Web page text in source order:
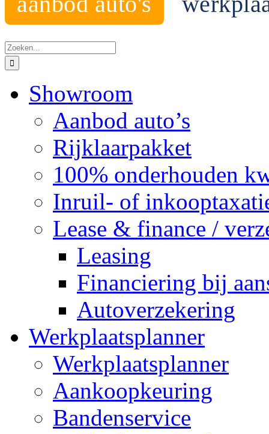
naar:
Showroom
Aanbod auto’s
Rijklaarpakket
100% onderhouden
Inruil- of
Lease & finance /
Leasing
Financiering bij
Autoverzekering
Werkplaatsplanner
Werkplaatsplanner
Aankoopkeuring
Bandenservice